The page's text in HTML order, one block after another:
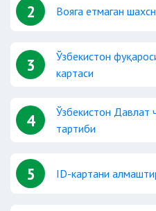
2 Вояга етмаган
3
Ўзбекистон
картаси
4
Ўзбекистон Давлат
тартиби
5 ID-картани